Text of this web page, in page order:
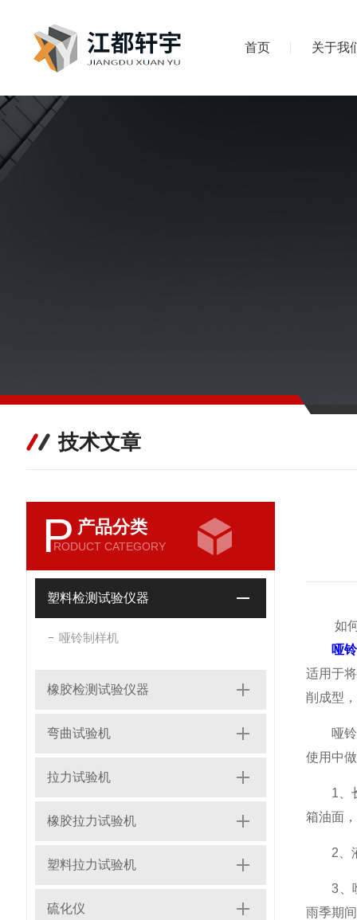
首页 关于我
技术文章
P 产品分类
RODUCT CATEGORY
塑料检测试验仪器
哑铃制样机
橡胶检测试验仪器
弯曲试验机
拉力试验机
橡胶拉力试验机
塑料拉力试验机
硫化仪
如何
哑
适用于
削成型
哑铃制
使用中
1、长
箱油面
2、液
3、哑
雨季期